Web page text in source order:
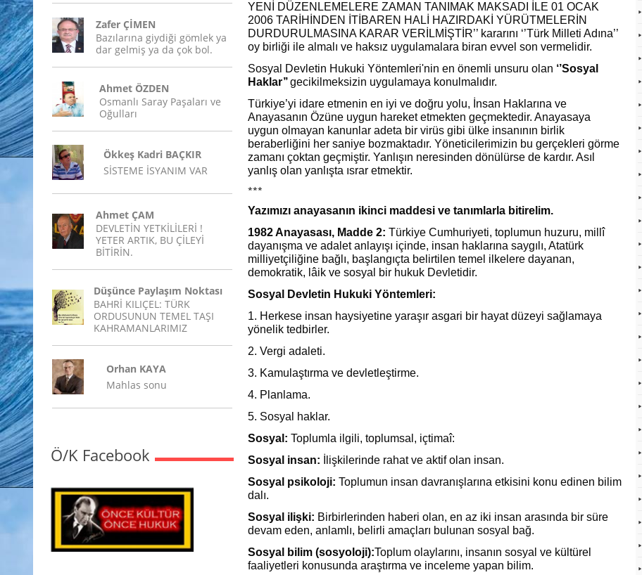
Zafer ÇİMEN
Bazılarına giydiği gömlek ya
dar gelmiş ya da çok bol.
Ahmet ÖZDEN
Osmanlı Saray Paşaları ve
Oğulları
Ökkeş Kadri BAÇKIR
SİSTEME İSYANIM VAR
Ahmet ÇAM
DEVLETİN YETKİLİLERİ !
YETER ARTIK, BU ÇİLEYİ
BİTİRİN.
Düşünce Paylaşım Noktası
BAHRİ KILIÇEL: TÜRK
ORDUSUNUN TEMEL TAŞI
KAHRAMANLARIMIZ
Orhan KAYA
Mahlas sonu
Ö/K Facebook
YENİ DÜZENLEMELERE ZAMAN TANIMAK MAKSADI İLE 01 OCAK
2006 TARİHİNDEN İTİBAREN HALİ HAZIRDAKİ YÜRÜTMELERİN
DURDURULMASINA KARAR VERİLMİŞTİR’’ kararını ‘’Türk Milleti Adına’’
oy birliği ile almalı ve haksız uygulamalara biran evvel son vermelidir.
Sosyal Devletin Hukuki Yöntemleri'nin en önemli unsuru olan ‘’Sosyal
Haklar’’gecikilmeksizin uygulamaya konulmalıdır.
Türkiye’yi idare etmenin en iyi ve doğru yolu, İnsan Haklarına ve
Anayasanın Özüne uygun hareket etmekten geçmektedir. Anayasaya
uygun olmayan kanunlar adeta bir virüs gibi ülke insanının birlik
beraberliğini her saniye bozmaktadır. Yöneticilerimizin bu gerçekleri görme
zamanı çoktan geçmiştir. Yanlışın neresinden dönülürse de kardır. Asıl
yanlış olan yanlışta ısrar etmektir.
***
Yazımızı anayasanın ikinci maddesi ve tanımlarla bitirelim.
1982 Anayasası, Madde 2: Türkiye Cumhuriyeti, toplumun huzuru, millî
dayanışma ve adalet anlayışı içinde, insan haklarına saygılı, Atatürk
milliyetçiliğine bağlı, başlangıçta belirtilen temel ilkelere dayanan,
demokratik, lâik ve sosyal bir hukuk Devletidir.
Sosyal Devletin Hukuki Yöntemleri:
1. Herkese insan haysiyetine yaraşır asgari bir hayat düzeyi sağlamaya
yönelik tedbirler.
2. Vergi adaleti.
3. Kamulaştırma ve devletleştirme.
4. Planlama.
5. Sosyal haklar.
Sosyal: Toplumla ilgili, toplumsal, içtimaî:
Sosyal insan: İlişkilerinde rahat ve aktif olan insan.
Sosyal psikoloji: Toplumun insan davranışlarına etkisini konu edinen bilim
dalı.
Sosyal ilişki: Birbirlerinden haberi olan, en az iki insan arasında bir süre
devam eden, anlamlı, belirli amaçları bulunan sosyal bağ.
Sosyal bilim (sosyoloji):Toplum olaylarını, insanın sosyal ve kültürel
faaliyetleri konusunda araştırma ve inceleme yapan bilim.